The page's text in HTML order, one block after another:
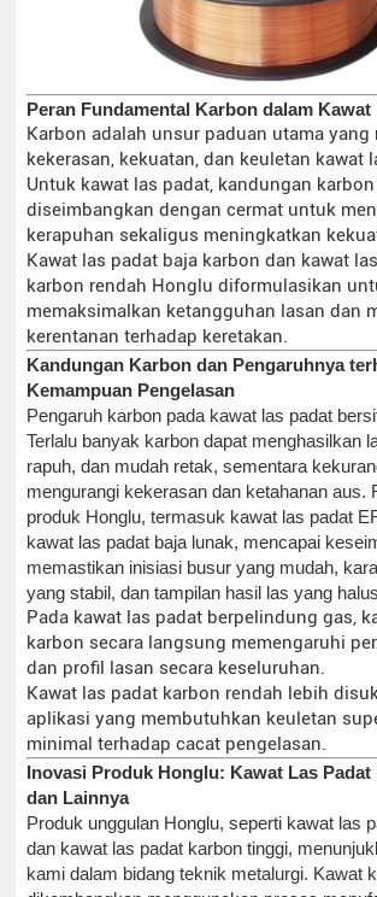
Peran Fundamental Karbon dalam Kawat
Karbon adalah unsur paduan utama yang
kekerasan, kekuatan, dan keuletan kawat
Untuk kawat las padat, kandungan
diseimbangkan dengan cermat untuk
kerapuhan sekaligus meningkatkan
Kawat las padat baja karbon dan kawat
karbon rendah Honglu diformulasikan
memaksimalkan ketangguhan lasan dan
kerentanan terhadap keretakan.
Kandungan Karbon dan Pengaruhnya
Kemampuan Pengelasan
Pengaruh karbon pada kawat las padat
Terlalu banyak karbon dapat menghasilkan
rapuh, dan mudah retak, sementara
mengurangi kekerasan dan ketahanan aus.
produk Honglu, termasuk kawat las padat
kawat las padat baja lunak, mencapai
memastikan inisiasi busur yang mudah,
yang stabil, dan tampilan hasil las yang
Pada kawat las padat berpelindung gas,
karbon secara langsung memengaruhi
dan profil lasan secara keseluruhan.
Kawat las padat karbon rendah lebih
aplikasi yang membutuhkan keuletan
minimal terhadap cacat pengelasan.
Inovasi Produk Honglu: Kawat Las Padat
dan Lainnya
Produk unggulan Honglu, seperti kawat las
dan kawat las padat karbon tinggi,
kami dalam bidang teknik metalurgi. Kawat